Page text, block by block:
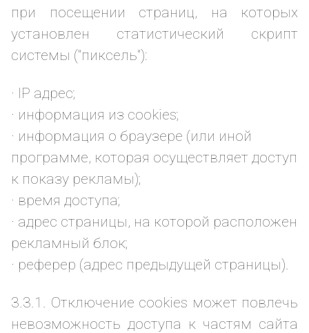
при посещении страниц, на которых
установлен статистический скрипт
системы ("пиксель"):
· IP адрес;
· информация из cookies;
· информация о браузере (или иной
программе, которая осуществляет доступ
к показу рекламы);
· время доступа;
· адрес страницы, на которой расположен
рекламный блок;
· реферер (адрес предыдущей страницы).
3.3.1. Отключение cookies может повлечь
невозможность доступа к частям сайта